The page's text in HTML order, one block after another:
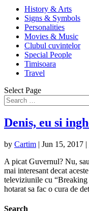
History & Arts
Signs & Symbols
Personalities
Movies & Music
Clubul cuvintelor
Special People
Timisoara
Travel
Select Page
Denis, eu si
by Cartim | Jun 15, 2017 |
A picat Guvernul? Nu,
mai interesant decat
televiziunile cu
hotarat sa fac o cura de
Search